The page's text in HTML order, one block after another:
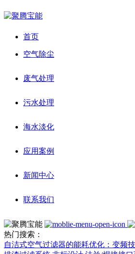
首页
空气除尘
废气处理
污水处理
海水淡化
应用案例
新闻中心
联系我们
热门搜索：
自洁式空气过滤器的能耗优化：变频